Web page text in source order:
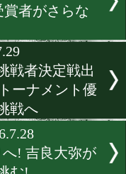
防衛戦決定!
が再び後楽園
カーニバル4
ら受賞者がさ